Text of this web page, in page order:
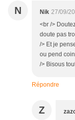
N Nik 27/09/
<br />
doute pas
/> Et je
ou pend
/> Bisous
Répondre
Z